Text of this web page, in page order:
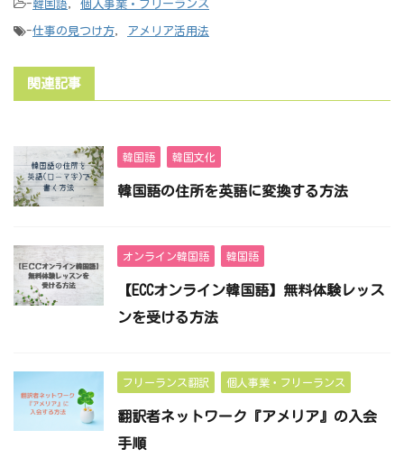
-韓国語, 個人事業・フリーランス
-仕事の見つけ方, アメリア活用法
関連記事
韓国語 韓国文化
韓国語の住所を英語に変換する方法
オンライン韓国語 韓国語
【ECCオンライン韓国語】無料体験レッス
ンを受ける方法
フリーランス翻訳 個人事業・フリーランス
翻訳者ネットワーク『アメリア』の入会
手順